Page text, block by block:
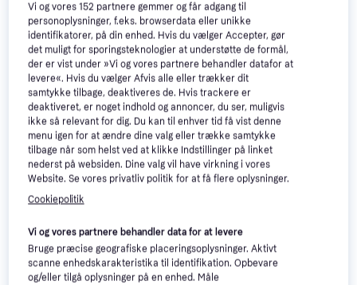
Elite Screens Spectrum
(16:9 100" Electric)
4
Eldreven, 100 "
2.484 kr.
Eller 3 betalinger af 828 kr.
3 butikker
Series (4:3 84" Manual)
Manuel, 84 "
713 kr.
Eller 3 betalinger af 238 kr.
6 butikker
Vi og vores152 partnere gemmer og får adgang til
personoplysninger, f.eks. browserdata eller unikke
identifikatorer, på din enhed. Hvis du vælger Accepter, gør
det muligt for sporingsteknologier at understøtte de formål,
der er vist under »Vi og vores partnere behandler datafor at
levere«. Hvis du vælger Afvis alle eller trækker dit
samtykke tilbage, deaktiveres de. Hvis trackere er
deaktiveret, er noget indhold og annoncer, du ser, muligvis
ikke så relevant for dig. Du kan til enhver tid få vist denne
menu igen for at ændre dine valg eller trække samtykke
tilbage når som helst ved at klikke Indstillinger på linket
nederst på websiden. Dine valg vil have virkning i vores
Website. Se vores privatliv politik for at få flere oplysninger.
Cookiepolitik
Vi og vores partnere behandler data for at levere
Bruge præcise geografiske placeringsoplysninger. Aktivt
scanne enhedskarakteristika til identifikation. Opbevare
og/eller tilgå oplysninger på en enhed. Måle